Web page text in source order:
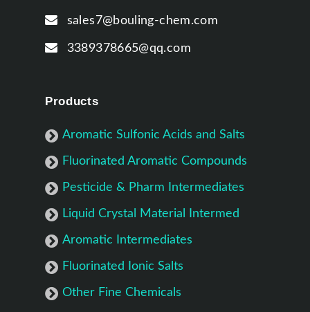
sales7@bouling-chem.com
3389378665@qq.com
Products
Aromatic Sulfonic Acids and Salts
Fluorinated Aromatic Compounds
Pesticide & Pharm Intermediates
Liquid Crystal Material Intermed
Aromatic Intermediates
Fluorinated Ionic Salts
Other Fine Chemicals